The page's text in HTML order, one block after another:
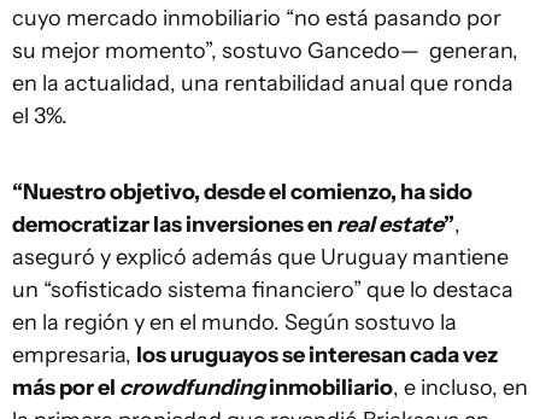
cuyo mercado inmobiliario “no está pasando por
su mejor momento”, sostuvo Gancedo— generan,
en la actualidad, una rentabilidad anual que ronda
el 3%.
“Nuestro objetivo, desde el comienzo, ha sido
democratizar las inversiones enreal estate”,
aseguró y explicó además que Uruguay mantiene
un “sofisticado sistema financiero” que lo destaca
en la región y en el mundo. Según sostuvo la
empresaria, los uruguayos se interesan cada vez
más por el crowdfundinginmobiliario, e incluso, en